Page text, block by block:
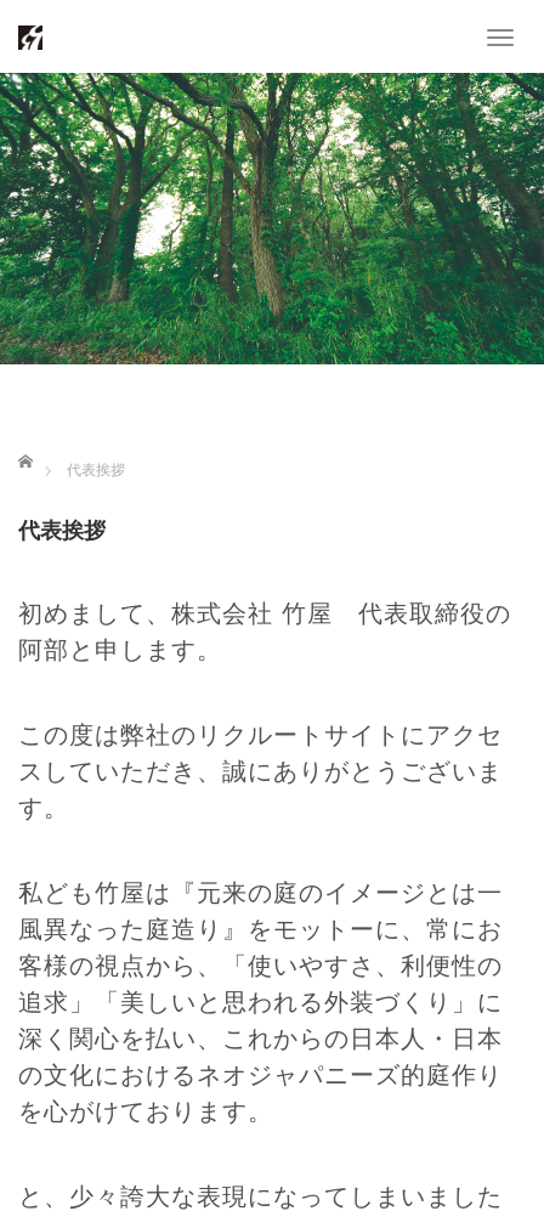
T
o
g
g
l
e
n
a
v
i
ホーム
代表挨拶
代表挨拶
初めまして、株式会社 竹屋 代表取締役の
阿部と申します。
この度は弊社のリクルートサイトにアクセ
スしていただき、誠にありがとうございま
す。
私ども竹屋は『元来の庭のイメージとは一
風異なった庭造り』をモットーに、常にお
客様の視点から、「使いやすさ、利便性の
追求」「美しいと思われる外装づくり」に
深く関心を払い、これからの日本人・日本
の文化におけるネオジャパニーズ的庭作り
を心がけております。
と、少々誇大な表現になってしまいました